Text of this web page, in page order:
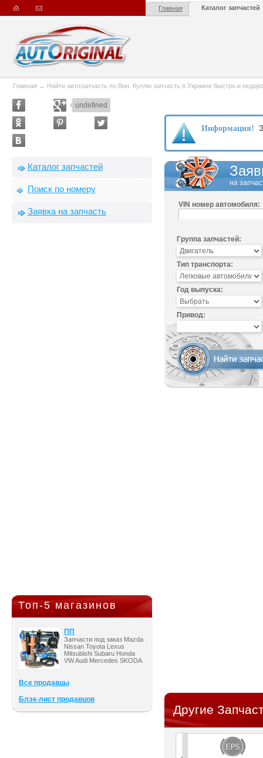
Главная Каталог запчастей
Главная → Найти автозапчасть по Вин. Куплю запчасть в Украине быстро и
undefined
Каталог запчастей
Поиск по номеру
Заявка на запчасть
Топ-5 магазинов
ПП
Запчасти под заказ Mazda
Nissan Toyota Lexus
Mitsubishi Subaru Honda
VW Audi Mercedes SKODA
Все продавцы
Блэк-лист продавцов
Информация!
на
VIN номер автомобиля:
Группа запчастей:
Тип транспорта:
Год выпуска:
Привод:
Другие